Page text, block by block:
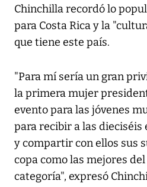
Chinchilla recordó lo
para Costa Rica y la
que tiene este país.
"Para mí sería un gran
la primera mujer
evento para las jóvenes
para recibir a las dieciséis
y compartir con ellos sus
copa como las mejores
categoría", expresó